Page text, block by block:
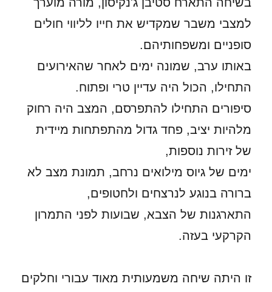
למצבי משבר שמקדיש את חייו לליווי חולים
סופניים ומשפחותיהם.
באותו ערב, שמונה ימים לאחר שהאירועים
התחילו, הכול היה עדיין טרי ופתוח.
סיפורים התחילו להתפרסם, המצב היה רחוק
מלהיות יציב, פחד גדול מהתפתחות מיידית
של זירות נוספות,
ימים של גיוס מילואים נרחב, תמונת מצב לא
ברורה בנוגע לנרצחים ולחטופים,
התארגנות של הצבא, שבועות לפני התמרון
הקרקעי בעזה.
זו היתה שיחה משמעותית מאוד עבורי וחלקים